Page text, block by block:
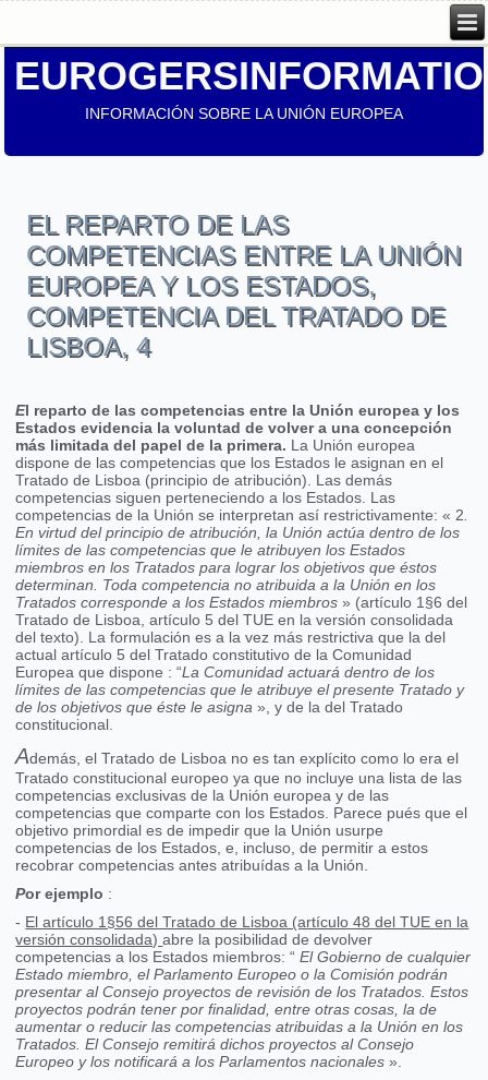
INFORMACIÓN SOBRE LA UNIÓN EUROPEA
EL REPARTO DE LAS
COMPETENCIAS ENTRE LA UNIÓN
EUROPEA Y LOS ESTADOS,
COMPETENCIA DEL TRATADO DE
LISBOA, 4
El reparto de las competencias entre la Unión europea y los
Estados evidencia la voluntad de volver a una concepción
más limitada del papel de la primera. La Unión europea
dispone de las competencias que los Estados le asignan en el
Tratado de Lisboa (principio de atribución). Las demás
competencias siguen perteneciendo a los Estados. Las
competencias de la Unión se interpretan así restrictivamente: « 2.
En virtud del principio de atribución, la Unión actúa dentro de los
límites de las competencias que le atribuyen los Estados
miembros en los Tratados para lograr los objetivos que éstos
determinan. Toda competencia no atribuida a la Unión en los
Tratados corresponde a los Estados miembros» (artículo 1§6 del
Tratado de Lisboa, artículo 5 del TUE en la versión consolidada
del texto). La formulación es a la vez más restrictiva que la del
actual artículo 5 del Tratado constitutivo de la Comunidad
Europea que dispone : “La Comunidad actuará dentro de los
límites de las competencias que le atribuye el presente Tratado y
de los objetivos que éste le asigna», y de la del Tratado
constitucional.
Además, el Tratado de Lisboa no es tan explícito como lo era el
Tratado constitucional europeo ya que no incluye una lista de las
competencias exclusivas de la Unión europea y de las
competencias que comparte con los Estados. Parece pués que el
objetivo primordial es de impedir que la Unión usurpe
competencias de los Estados, e, incluso, de permitir a estos
recobrar competencias antes atribuídas a la Unión.
Por ejemplo :
- El artículo 1§56 del Tratado de Lisboa (artículo 48 del TUE en la
versión consolidada)abre la posibilidad de devolver
competencias a los Estados miembros: “El Gobierno de cualquier
Estado miembro, el Parlamento Europeo o la Comisión podrán
presentar al Consejo proyectos de revisión de los Tratados. Estos
proyectos podrán tener por finalidad, entre otras cosas, la de
aumentar o reducir las competencias atribuidas a la Unión en los
Tratados. El Consejo remitirá dichos proyectos al Consejo
Europeo y los notificará a los Parlamentos nacionales ».